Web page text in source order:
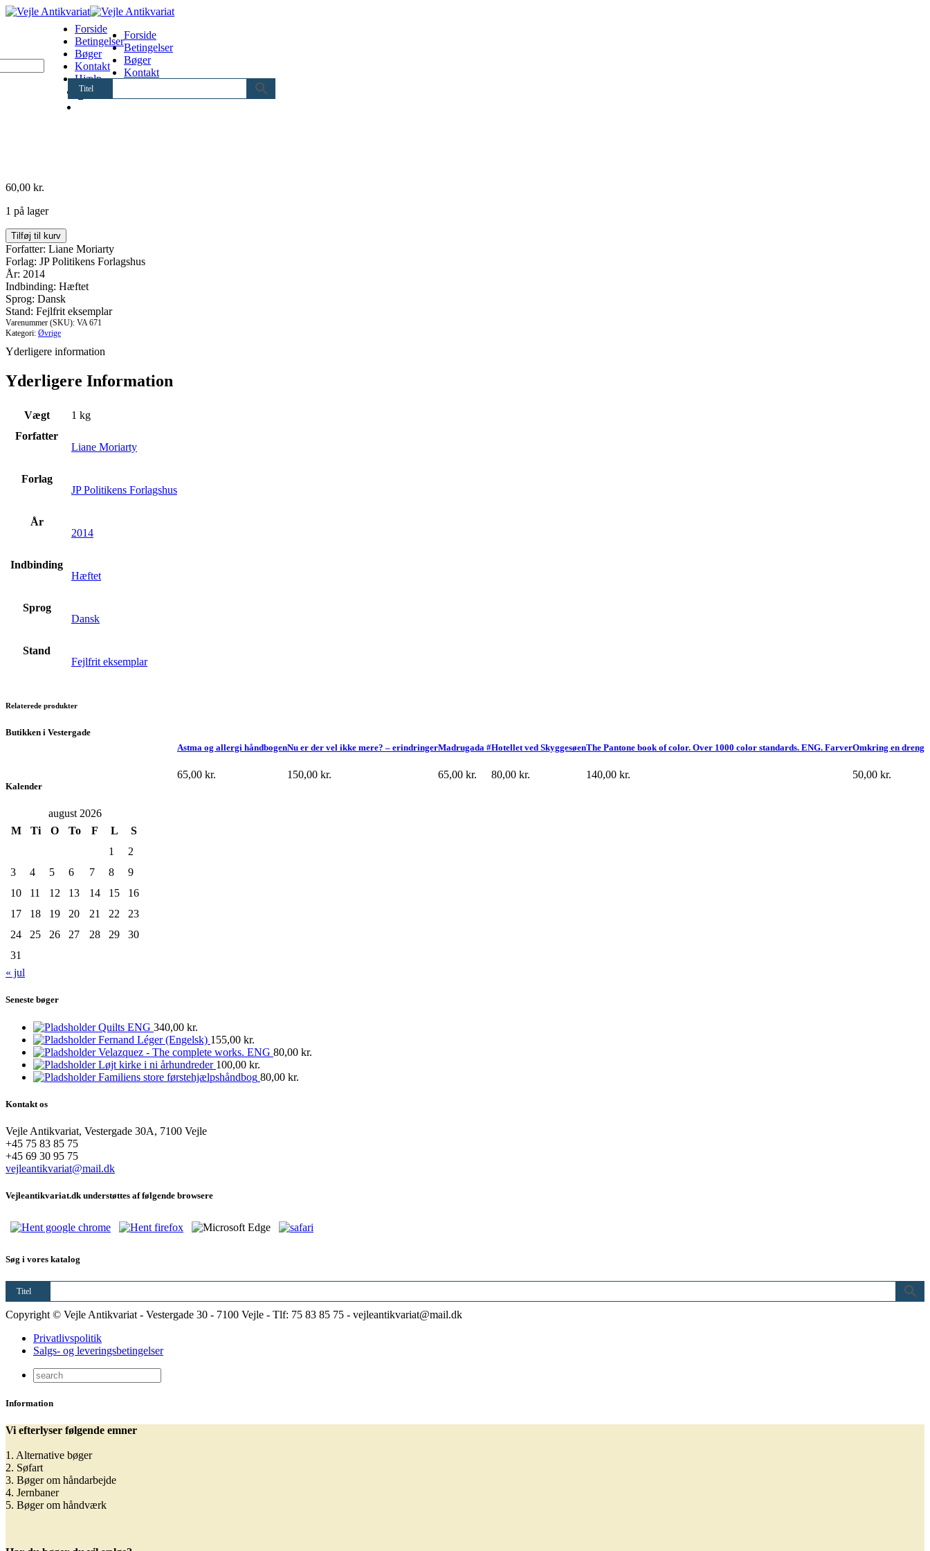
Titel
Forside
Betingelser
Bøger
Kontakt
Hjælp
Forside
Betingelser
Bøger
Kontakt
60,00 kr.
1 på lager
Min
mands
hemmelighed
antal
Tilføj til kurv
Forfatter: Liane Moriarty
Forlag: JP Politikens Forlagshus
År: 2014
Indbinding: Hæftet
Sprog: Dansk
Stand: Fejlfrit eksemplar
Varenummer (SKU): VA 671
Kategori: Øvrige
Yderligere information
Yderligere Information
Vægt
1 kg
Forfatter
Liane Moriarty
Forlag
JP Politikens Forlagshus
År
2014
Indbinding
Hæftet
Sprog
Dansk
Stand
Fejlfrit eksemplar
Relaterede produkter
Omkring en dreng
50,00 kr.
The Pantone book of color. Over 1000 color standards. ENG. Farver
140,00 kr.
Hotellet ved Skyggesøen
80,00 kr.
Madrugada #
65,00 kr.
Nu er der vel ikke mere? – erindringer
150,00 kr.
Astma og allergi håndbogen
65,00 kr.
Butikken i Vestergade
Kalender
august 2026
M
Ti O To F L
S
1
2
3
4 5 6 7 8
9
10
11 12 13 14 15
16
17
18 19 20 21 22
23
24
25 26 27 28 29
30
31
« jul
Seneste bøger
Quilts ENG 340,00 kr.
Fernand Léger (Engelsk) 155,00 kr.
Velazquez - The complete works. ENG 80,00 kr.
Løjt kirke i ni århundreder 100,00 kr.
Familiens store førstehjælpshåndbog 80,00 kr.
Kontakt os
Vejle Antikvariat, Vestergade 30A, 7100 Vejle
+45 75 83 85 75
+45 69 30 95 75
vejleantikvariat@mail.dk
Vejleantikvariat.dk understøttes af følgende browsere
Søg i vores katalog
Titel
Copyright © Vejle Antikvariat - Vestergade 30 - 7100 Vejle - Tlf: 75 83 85 75 - vejleantikvariat@mail.dk
Privatlivspolitik
Salgs- og leveringsbetingelser
Information
Vi efterlyser følgende emner
1. Alternative bøger
2. Søfart
3. Bøger om håndarbejde
4. Jernbaner
5. Bøger om håndværk